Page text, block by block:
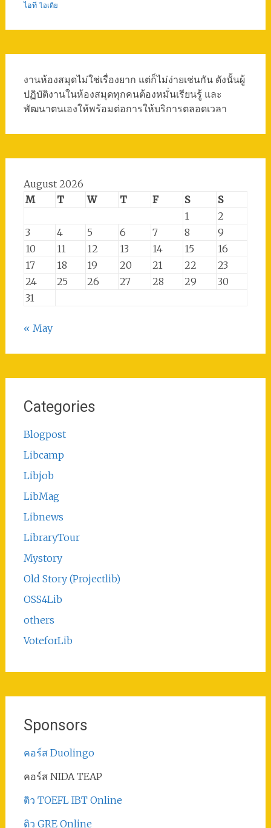
ไอที ไอเดีย
งานห้องสมุดไม่ใช่เรื่องยาก แต่ก็ไม่ง่ายเช่นกัน ดังนั้นผู้
ปฏิบัติงานในห้องสมุดทุกคนต้องหมั่นเรียนรู้ และ
พัฒนาตนเองให้พร้อมต่อการให้บริการตลอดเวลา
August 2026
M
T W T F S
S
1
2
3
4 5 6 7 8
9
10
11 12 13 14 15
16
17
18 19 20 21 22
23
24
25 26 27 28 29
30
31
« May
Categories
Blogpost
Libcamp
Libjob
LibMag
Libnews
LibraryTour
Mystory
Old Story (Projectlib)
OSS4Lib
others
VoteforLib
Sponsors
คอร์ส Duolingo
คอร์ส NIDA TEAP
ติว TOEFL IBT Online
ติว GRE Online